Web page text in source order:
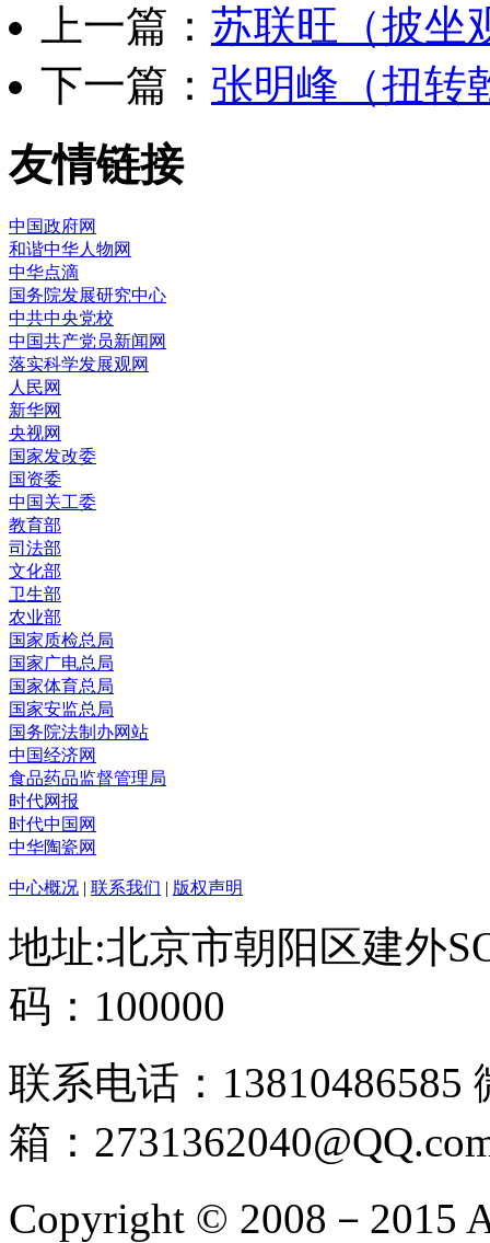
上一篇： 苏联旺（披坐
下一篇： 张明峰（扭转
友情链接
中国政府网
和谐中华人物网
中华点滴
国务院发展研究中心
中共中央党校
中国共产党员新闻网
落实科学发展观网
人民网
新华网
央视网
国家发改委
国资委
中国关工委
教育部
司法部
文化部
卫生部
农业部
国家质检总局
国家广电总局
国家体育总局
国家安监总局
国务院法制办网站
中国经济网
食品药品监督管理局
时代网报
时代中国网
中华陶瓷网
中心概况 | 联系我们 | 版权声明
地址:北京市朝阳区建外
码：100000
联系电话：13810486585
箱：
Copyright © 2008－2015